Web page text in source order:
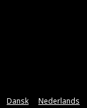
Dansk Nederlands